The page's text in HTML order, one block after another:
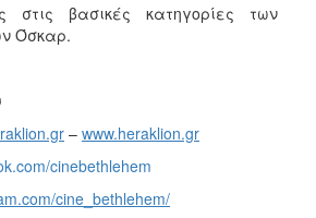
στις βασικές κατηγορίες των
Όσκαρ.
– www.heraklion.gr
cinebethlehem
cine_bethlehem/